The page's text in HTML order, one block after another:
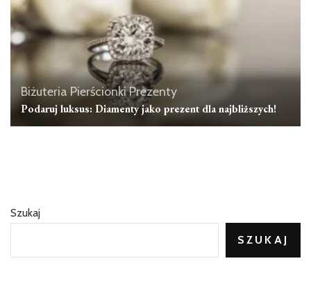
BiżuteriaPierścionkiPrezenty
Podaruj luksus: Diamenty jako prezent dla najbliższych!
Szukaj
SZUKAJ